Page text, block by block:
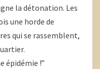
la détonation. Les
une horde de
qui se rassemblent,
épidémie !”